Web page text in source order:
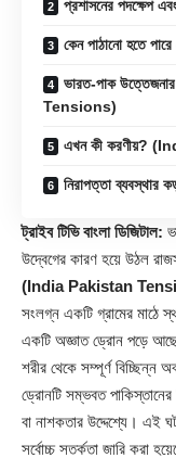
প্রশাসনের
কেন পাঠানো হতে
ভারত-পাক
Tensions)
এখন কী করণীয়?
নিরাপত্তা
ট্রাইব টিভি বাংলা ডিজিটাল:
উদ্বেগের কারণ হয়ে উঠল
(India Pakistan
সংলগ্ন একটি গ্রামের মাঠে
একটি অজ্ঞাত ড্রোন পড়ে
শরীর থেকে সম্পূর্ণ বিচ্ছিন্ন
ড্রোনটি সম্ভবত পাকিস্তানের
বা নাশকতার উদ্দেশ্যে। এই
সর্বোচ্চ সতর্কতা জারি করা